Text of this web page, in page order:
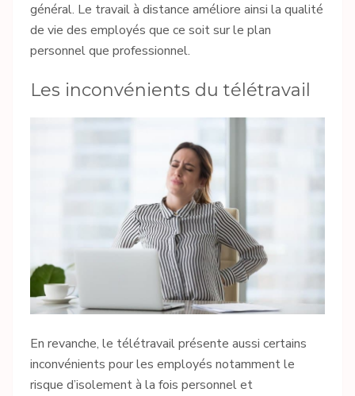
général. Le travail à distance améliore ainsi la qualité
de vie des employés que ce soit sur le plan
personnel que professionnel.
Les inconvénients du télétravail
En revanche, le télétravail présente aussi certains
inconvénients pour les employés notamment le
risque d’isolement à la fois personnel et